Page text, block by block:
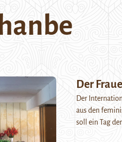
Der
Der
aus den
soll ein Tag